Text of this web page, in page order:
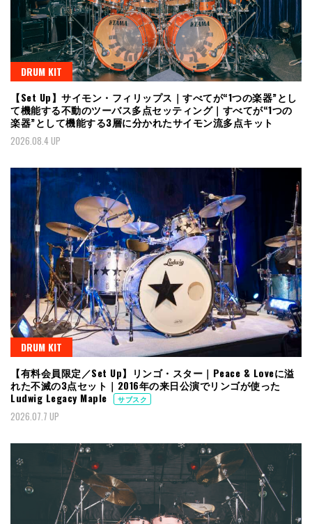
DRUM KIT
【Set Up】サイモン・フィリップス｜すべてが“1つの楽器”とし
て機能する不動のツーバス多点セッティング｜すべてが“1つの
楽器”として機能する3層に分かれたサイモン流多点キット
2026.08.4 UP
DRUM KIT
【有料会員限定／Set Up】リンゴ・スター｜Peace & Loveに溢
れた不滅の3点セット｜2016年の来日公演でリンゴが使った
Ludwig Legacy Maple
サブスク
2026.07.7 UP